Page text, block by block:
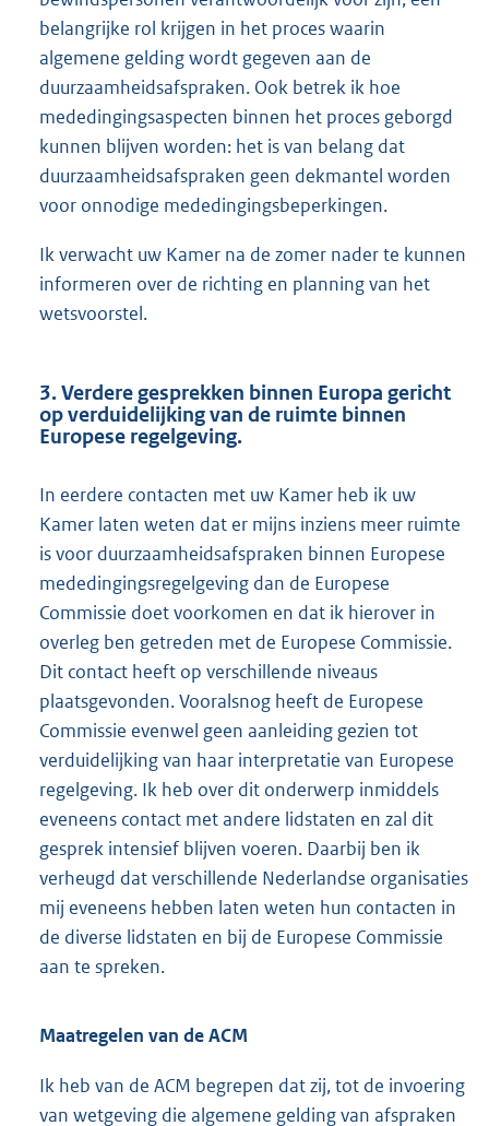
belangrijke rol krijgen in het proces waarin
algemene gelding wordt gegeven aan de
duurzaamheidsafspraken. Ook betrek ik hoe
mededingingsaspecten binnen het proces geborgd
kunnen blijven worden: het is van belang dat
duurzaamheidsafspraken geen dekmantel worden
voor onnodige mededingingsbeperkingen.
Ik verwacht uw Kamer na de zomer nader te kunnen
informeren over de richting en planning van het
wetsvoorstel.
3. Verdere gesprekken binnen Europa gericht
op verduidelijking van de ruimte binnen
Europese regelgeving.
In eerdere contacten met uw Kamer heb ik uw
Kamer laten weten dat er mijns inziens meer ruimte
is voor duurzaamheidsafspraken binnen Europese
mededingingsregelgeving dan de Europese
Commissie doet voorkomen en dat ik hierover in
overleg ben getreden met de Europese Commissie.
Dit contact heeft op verschillende niveaus
plaatsgevonden. Vooralsnog heeft de Europese
Commissie evenwel geen aanleiding gezien tot
verduidelijking van haar interpretatie van Europese
regelgeving. Ik heb over dit onderwerp inmiddels
eveneens contact met andere lidstaten en zal dit
gesprek intensief blijven voeren. Daarbij ben ik
verheugd dat verschillende Nederlandse organisaties
mij eveneens hebben laten weten hun contacten in
de diverse lidstaten en bij de Europese Commissie
aan te spreken.
Maatregelen van de ACM
Ik heb van de ACM begrepen dat zij, tot de invoering
van wetgeving die algemene gelding van afspraken